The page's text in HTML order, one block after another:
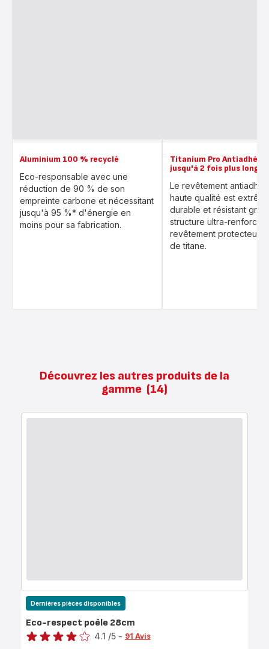
Aluminium 100 % recyclé
Eco-responsable avec une
réduction de 90 % de son
empreinte carbone et nécessitant
jusqu'à 95 %* d'énergie en
moins pour sa fabrication.
Titanium Pro Antiadhésif
jusqu'à 2 fois plus
Le revêtement
haute qualité est
durable et résistant
structure ultra-
revêtement protecteur
de titane.
Découvrez les autres produits de la
gamme (14)
Dernières pièces disponibles
Eco-respect poêle 28cm
Note
4.1 /5 - 91 Avis